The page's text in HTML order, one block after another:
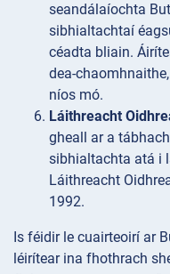
seandálaíochta
sibhialtachtaí
céadta bliain.
dea-
níos mó.
Láithreacht
gheall ar a
sibhialtachta atá i
Láithreacht
1992.
Is féidir le cuairteoirí ar
léirítear ina fhothrach